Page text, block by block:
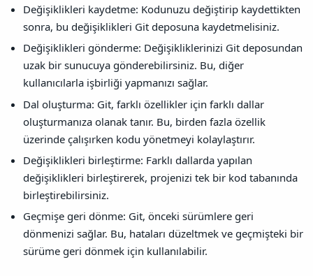
Değişiklikleri kaydetme: Kodunuzu değiştirip kaydettikten
sonra, bu değişiklikleri Git deposuna kaydetmelisiniz.
Değişiklikleri gönderme: Değişikliklerinizi Git deposundan
uzak bir sunucuya gönderebilirsiniz. Bu, diğer
kullanıcılarla işbirliği yapmanızı sağlar.
Dal oluşturma: Git, farklı özellikler için farklı dallar
oluşturmanıza olanak tanır. Bu, birden fazla özellik
üzerinde çalışırken kodu yönetmeyi kolaylaştırır.
Değişiklikleri birleştirme: Farklı dallarda yapılan
değişiklikleri birleştirerek, projenizi tek bir kod tabanında
birleştirebilirsiniz.
Geçmişe geri dönme: Git, önceki sürümlere geri
dönmenizi sağlar. Bu, hataları düzeltmek ve geçmişteki bir
sürüme geri dönmek için kullanılabilir.